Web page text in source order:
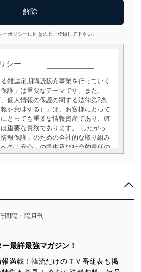
ーポリシーに同意の上、登録して下さい。
シー
雑誌定期購読販売事業を行っていく
護」は重要なテーマです。また、
、個人情報の保護の関する法律第2条
を意味する）」は、お客様にとって
とっても重要な情報資産であり、確
重要な責務であります。 したがっ
報保護」のための全社的な取り組み
の「安心」の提供及び社会的責任の
本人の同意を得たうえで利用目的の
で適法かつ公正な手段によって取
います。また、当社が保有している
得ずに目的外利用、第三者への提
、従業者等の教育を徹底してまいり
利用を行わないために、適切な管理
間隔：隔月刊
最詳最強マガジン！
満載！韓流だけのＴＶ番組表も掲